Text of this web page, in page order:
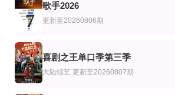
7
歌手2026
更新至20260806期
8
喜剧之王单口季第三季
大陆综艺 更新至20260807期